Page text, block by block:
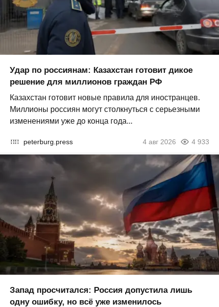
Удар по россиянам: Казахстан готовит дикое
решение для миллионов граждан РФ
Казахстан готовит новые правила для иностранцев.
Миллионы россиян могут столкнуться с серьезными
изменениями уже до конца года...
peterburg.press 4 авг 2026 4 933
Запад просчитался: Россия допустила лишь
одну ошибку, но всё уже изменилось